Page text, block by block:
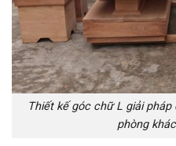
Thiết kế góc chữ L giải
phòng